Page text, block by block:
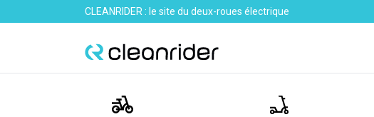
CLEANRIDER : le site du deux-roues électrique